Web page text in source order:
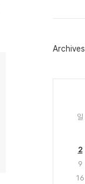
그
Archives
일
2
9
16